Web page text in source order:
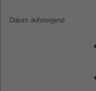
Datum aufsteigend